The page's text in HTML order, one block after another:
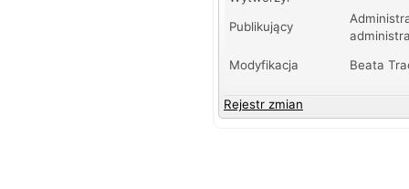
Publikujący
Modyfikacja
Beata
Rejestr zmian